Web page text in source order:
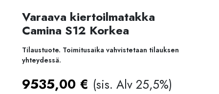
Varaava kiertoilmatakka
Camina S12 Korkea
Tilaustuote. Toimitusaika vahvistetaan tilauksen
yhteydessä.
9535,00 € (sis. Alv 25,5%)